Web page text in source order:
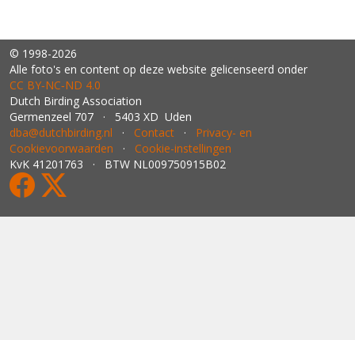
© 1998-2026
Alle foto's en content op deze website gelicenseerd onder
CC BY‑NC‑ND 4.0
Dutch Birding Association
Germenzeel 707 · 5403 XD Uden
dba@dutchbirding.nl · Contact · Privacy- en
Cookievoorwaarden · Cookie-instellingen
KvK 41201763 · BTW NL009750915B02